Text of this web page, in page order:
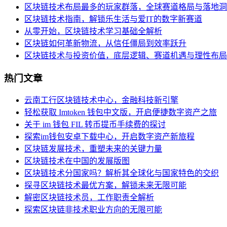
区块链技术布局最多的玩家群落，全球赛道格局与落地
区块链技术指南，解锁乐生活与爱IT的数字新赛道
从零开始，区块链技术学习基础全解析
区块链如何革新物流，从信任僵局到效率跃升
区块链技术与投资价值，底层逻辑、赛道机遇与理性布局
热门文章
云南工行区块链技术中心，金融科技新引擎
轻松获取 Imtoken 钱包中文版，开启便捷数字资产之旅
关于 im 钱包 FIL 转币提币手续费的探讨
探索im钱包安卓下载中心，开启数字资产新旅程
区块链发展技术，重塑未来的关键力量
区块链技术在中国的发展版图
区块链技术分国家吗？解析其全球化与国家特色的交织
探寻区块链技术最优方案，解锁未来无限可能
解密区块链技术员，工作职责全解析
探索区块链非技术职业方向的无限可能